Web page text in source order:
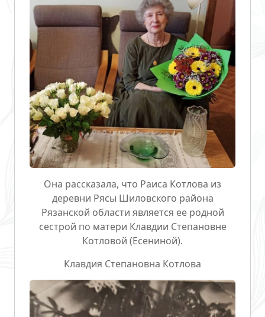
Она рассказала, что Раиса Котлова из
деревни Рясы Шиловского района
Рязанской области является ее родной
сестрой по матери Клавдии Степановне
Котловой (Есениной).
Клавдия Степановна Котлова